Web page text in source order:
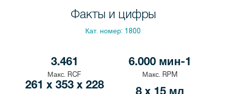
Факты и цифры
Кат. номер: 1800
3.461
Макс. RCF
6.000 мин-1
Макс. RPM
261 x 353 x 228